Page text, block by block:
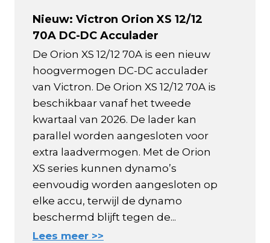
Nieuw: Victron Orion XS 12/12
70A DC-DC Acculader
De Orion XS 12/12 70A is een nieuw
hoogvermogen DC-DC acculader
van Victron. De Orion XS 12/12 70A is
beschikbaar vanaf het tweede
kwartaal van 2026. De lader kan
parallel worden aangesloten voor
extra laadvermogen. Met de Orion
XS series kunnen dynamo’s
eenvoudig worden aangesloten op
elke accu, terwijl de dynamo
beschermd blijft tegen de...
Lees meer >>